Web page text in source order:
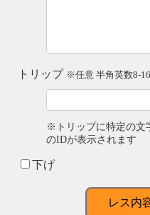
トリップ ※任意 半角英数8-
※トリップに特定の文
のIDが表示されます
下げ
レス内